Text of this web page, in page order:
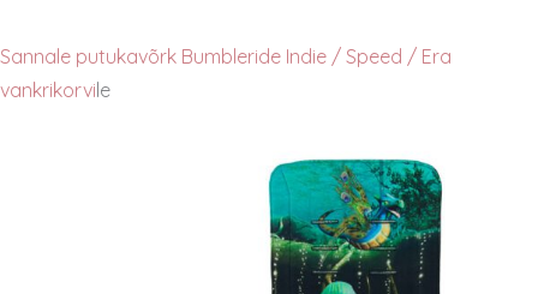
Sannale putukavõrk Bumbleride Indie / Speed / Era
vankrikorvile